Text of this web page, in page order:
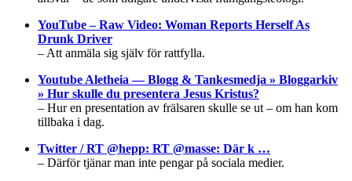
YouTube – Raw Video: Woman Reports Herself As
Drunk Driver
– Att anmäla sig själv för rattfylla.
Youtube Aletheia — Blogg & Tankesmedja » Bloggarkiv
» Hur skulle du presentera Jesus Kristus?
– Hur en presentation av frälsaren skulle se ut – om han kom
tillbaka i dag.
Twitter / RT @hepp: RT @masse: Där k …
– Därför tjänar man inte pengar på sociala medier.